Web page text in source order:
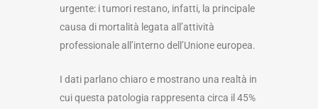
urgente: i tumori restano, infatti, la principale
causa di mortalità legata all’attività
professionale all’interno dell’Unione europea.
I dati parlano chiaro e mostrano una realtà in
cui questa patologia rappresenta circa il 45%